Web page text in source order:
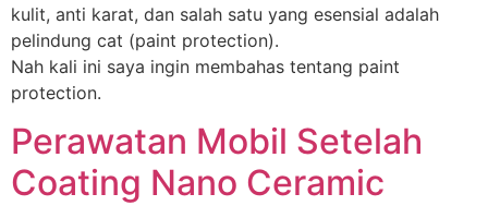
kulit, anti karat, dan salah satu yang esensial adalah
pelindung cat (paint protection).
Nah kali ini saya ingin membahas tentang paint
protection.
Perawatan Mobil Setelah
Coating Nano Ceramic